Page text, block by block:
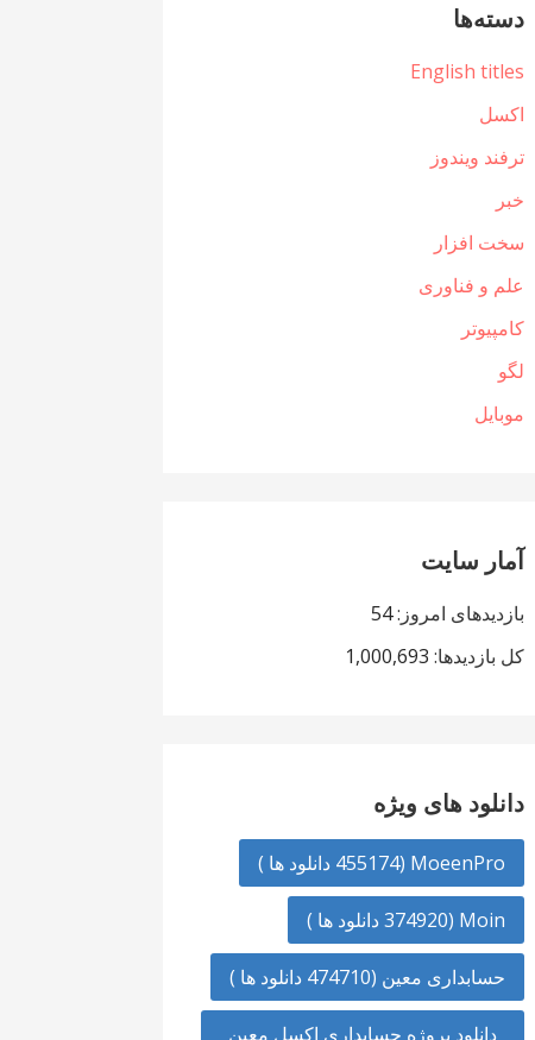
دسته‌ها
English titles
اکسل
ترفند ویندوز
خبر
سخت افزار
علم و فناوری
کامپیوتر
لگو
موبایل
آمار سایت
بازدیدهای امروز:54
کل بازدیدها: 1,000,693
دانلود های ویژه
MoeenPro (455174 دانلود ها )
Moin (374920 دانلود ها )
حسابداری معین (474710 دانلود ها )
دانلود پروژه حسابداری اکسل معین